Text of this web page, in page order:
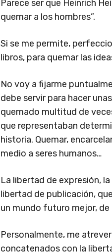
Parece ser que Heinrich
quemar a los hombres”.
Si se me permite,
libros, para quemar las
No voy a fijarme
debe servir para hacer
quemado multitud de
que representaban
historia. Quemar,
medio a seres humanos…
La libertad de expresión,
libertad de publicación,
un mundo futuro mejor,
Personalmente, me
concatenados con la